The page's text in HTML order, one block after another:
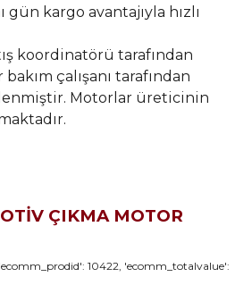
kargo avantajıyla hızlı
koordinatörü tarafından
çalışanı tarafından
Motorlar üreticinin
ÇIKMA MOTOR
ürün açıklamalarında ve diğer
noktaları öneri formunu
10422, 'ecomm_totalvalue':